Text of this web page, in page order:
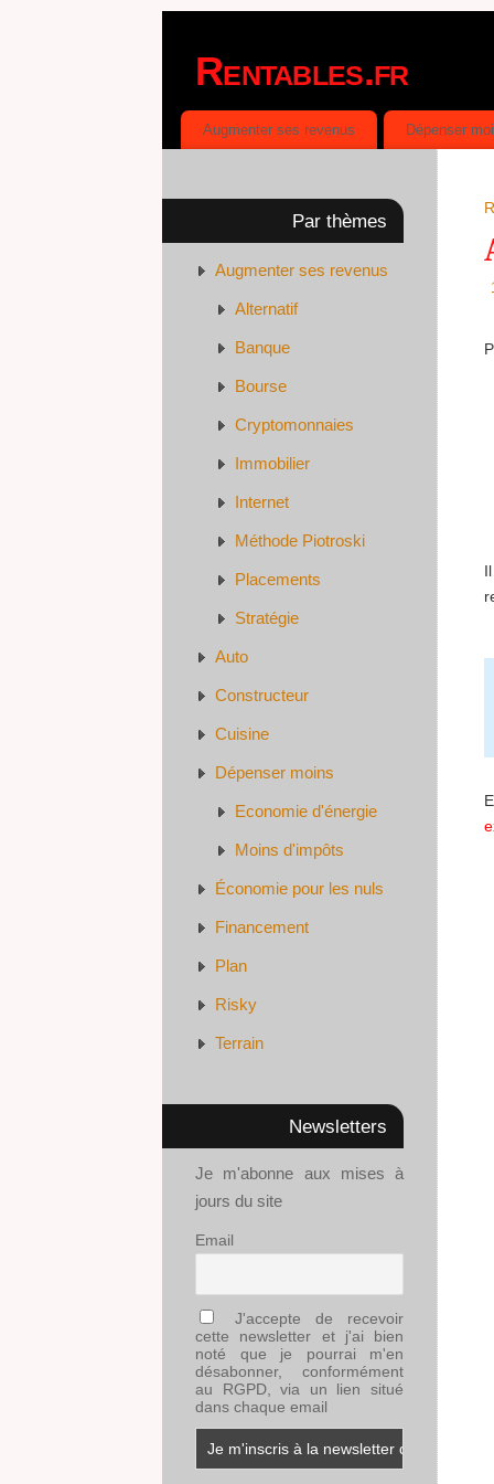
Rentables.fr
DÉPENSER MOINS, GAGNER PLUS
Augmenter ses revenus Dépenser
Par thèmes
Augmenter ses revenus
Alternatif
Banque
Bourse
Cryptomonnaies
Immobilier
Internet
Méthode Piotroski
Placements
Stratégie
Auto
Constructeur
Cuisine
Dépenser moins
Economie d'énergie
Moins d'impôts
Économie pour les nuls
Financement
Plan
Risky
Terrain
Newsletters
Je m'abonne aux mises à
jours du site
Email
J'accepte de recevoir
cette newsletter et j'ai bien
noté que je pourrai m'en
désabonner, conformément
au RGPD, via un lien situé
dans chaque email